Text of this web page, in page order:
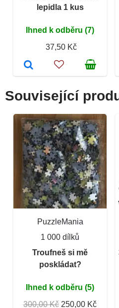
lepidla 1 kus
Ihned k odběru (7)
37,50 Kč
Související
PuzzleMania
1 000 dílků
Troufneš si mě
poskládat?
Ihned k odběru (5)
300,00 Kč 250,00 Kč